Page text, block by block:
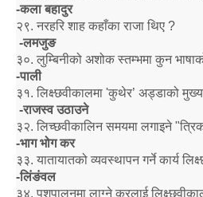
-कला बहादुर
२९. नरहरि शाह कहाँका राजा थिए ?
-लमजुङ
३०. लुम्बिनीको अशोक स्तम्भमा कुन
-पाली
३१. लिक्ष्छवीकालमा 'कुथेर’ अड्डाको मुख्य
-राजस्व उठाउने
३२. लिच्छवीकालिन समयमा लगाइने"
-भाग भोग कर
३३. यातायातको व्यवस्थापन गर्ने कार्य
-लिंङंवल
३४. पशुपालनमा लाग्ने करलाई